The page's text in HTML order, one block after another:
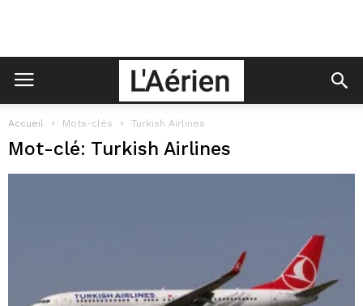
Accueil Mots-clés Turkish Airlines
Mot-clé: Turkish Airlines